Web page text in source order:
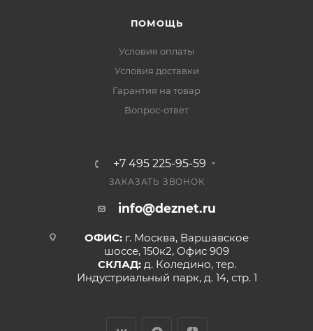
ПОМОЩЬ
Условия оплаты
Условия доставки
Гарантия на товар
Вопрос-ответ
+7 495 225-95-59
ЗАКАЗАТЬ ЗВОНОК
info@deznet.ru
ОФИС: г. Москва, Варшавское
шоссе, 150к2, Офис 909
СКЛАД: д. Коледино, тер.
Индустриальный парк, д. 14, стр. 1